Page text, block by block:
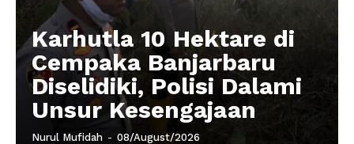
Karhutla 10 Hektare di
Cempaka Banjarbaru
Diselidiki, Polisi Dalami
Unsur Kesengajaan
Nurul Mufidah - 08/August/2026